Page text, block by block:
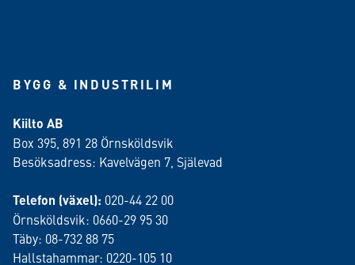
BYGG & INDUSTRILIM
Kiilto AB
Box 395, 891 28 Örnsköldsvik
Besöksadress: Kavelvägen 7, Själevad
Telefon (växel): 020-44 22 00
Örnsköldsvik: 0660-29 95 30
Täby: 08-732 88 75
Hallstahammar: 0220-105 10